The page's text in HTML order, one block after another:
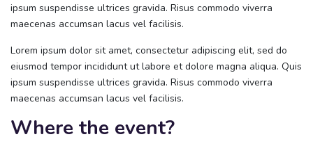
ipsum suspendisse ultrices gravida. Risus commodo viverra
maecenas accumsan lacus vel facilisis.
Lorem ipsum dolor sit amet, consectetur adipiscing elit, sed do
eiusmod tempor incididunt ut labore et dolore magna aliqua. Quis
ipsum suspendisse ultrices gravida. Risus commodo viverra
maecenas accumsan lacus vel facilisis.
Where the event?